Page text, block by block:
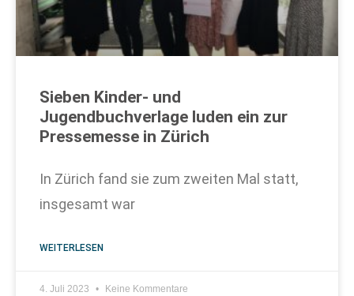
Sieben Kinder- und
Jugendbuchverlage luden ein zur
Pressemesse in Zürich
In Zürich fand sie zum zweiten Mal statt,
insgesamt war
WEITERLESEN
4. Juli 2023 Keine Kommentare